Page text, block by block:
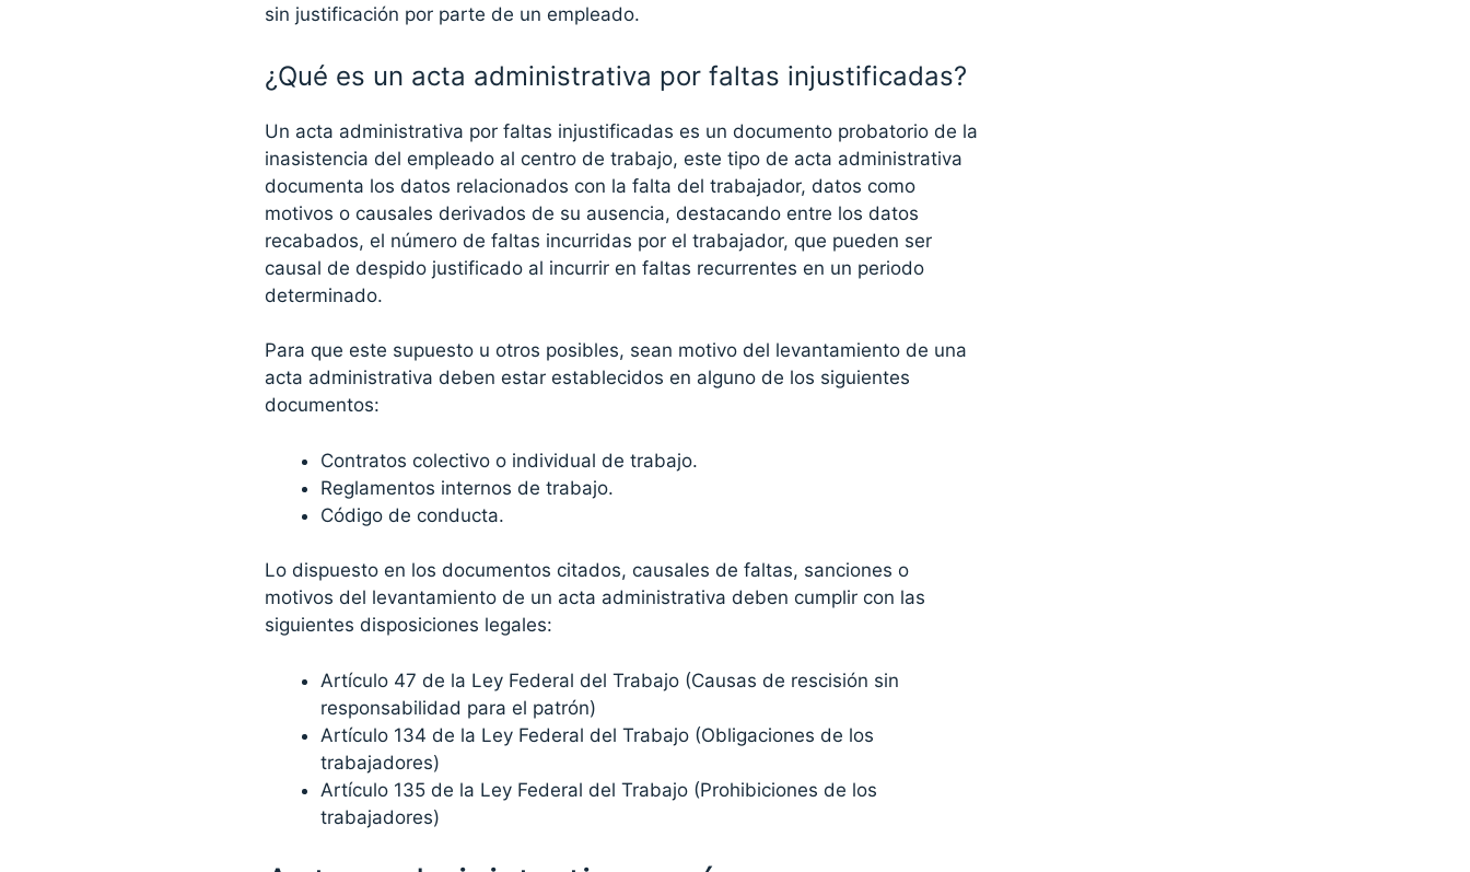
sin justificación por parte de un empleado.
¿Qué es un acta administrativa por faltas injustificadas?
Un acta administrativa por faltas injustificadas es un documento probatorio de la
inasistencia del empleado al centro de trabajo, este tipo de acta administrativa
documenta los datos relacionados con la falta del trabajador, datos como
motivos o causales derivados de su ausencia, destacando entre los datos
recabados, el número de faltas incurridas por el trabajador, que pueden ser
causal de despido justificado al incurrir en faltas recurrentes en un periodo
determinado.
Para que este supuesto u otros posibles, sean motivo del levantamiento de una
acta administrativa deben estar establecidos en alguno de los siguientes
documentos:
Contratos colectivo o individual de trabajo.
Reglamentos internos de trabajo.
Código de conducta.
Lo dispuesto en los documentos citados, causales de faltas, sanciones o
motivos del levantamiento de un acta administrativa deben cumplir con las
siguientes disposiciones legales:
Artículo 47 de la Ley Federal del Trabajo (Causas de rescisión sin
responsabilidad para el patrón)
Artículo 134 de la Ley Federal del Trabajo (Obligaciones de los
trabajadores)
Artículo 135 de la Ley Federal del Trabajo (Prohibiciones de los
trabajadores)